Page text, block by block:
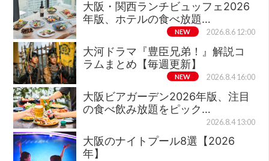
大阪・関西ランチビュッフェ2026
年版、ホテルの食べ放題…
NEW 2026.8.6 12:00
大河ドラマ『豊臣兄弟！』解説コ
ラムまとめ【毎週更新】
NEW 2026.8.4 16:00
大阪ビアガーデン2026年版、注目
の食べ飲み放題をピック…
2026.8.4 13:00
大阪のナイトプール8選【2026
年】